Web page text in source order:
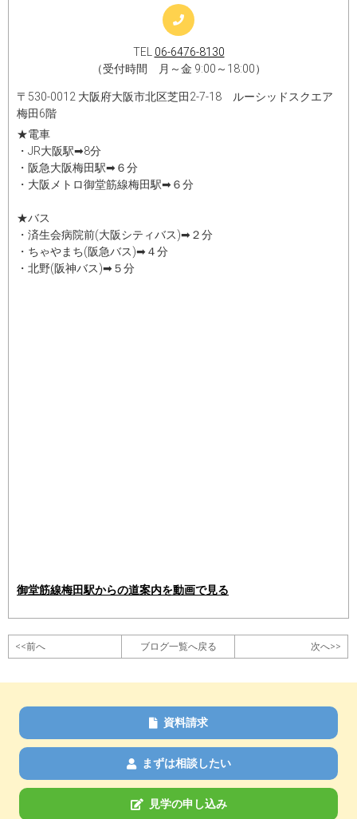
TEL 06-6476-8130
（受付時間 月～金 9:00～18:00）
〒530-0012 大阪府大阪市北区芝田2-7-18 ルーシッドスクエア
梅田6階
★電車
・JR大阪駅➡8分
・阪急大阪梅田駅➡６分
・大阪メトロ御堂筋線梅田駅➡６分
★バス
・済生会病院前(大阪シティバス)➡２分
・ちゃやまち(阪急バス)➡４分
・北野(阪神バス)➡５分
御堂筋線梅田駅からの道案内を動画で見る
<<前へ ブログ一覧へ戻る 次へ>>
資料請求
まずは相談したい
見学の申し込み